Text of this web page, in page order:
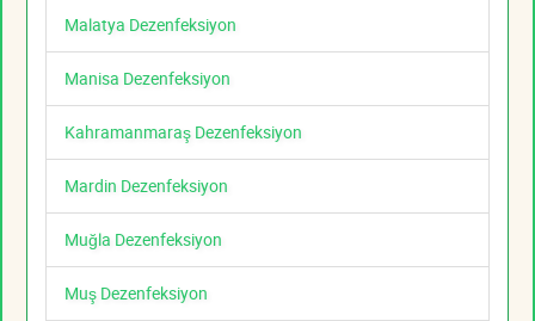
Malatya Dezenfeksiyon
Manisa Dezenfeksiyon
Kahramanmaraş Dezenfeksiyon
Mardin Dezenfeksiyon
Muğla Dezenfeksiyon
Muş Dezenfeksiyon